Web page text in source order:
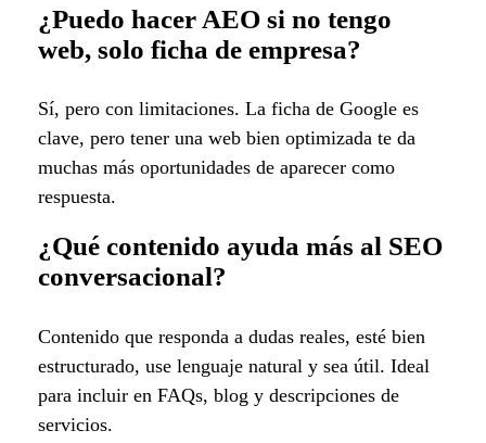
¿Puedo hacer AEO si no tengo
web, solo ficha de empresa?
Sí, pero con limitaciones. La ficha de Google es
clave, pero tener una web bien optimizada te da
muchas más oportunidades de aparecer como
respuesta.
¿Qué contenido ayuda más al SEO
conversacional?
Contenido que responda a dudas reales, esté bien
estructurado, use lenguaje natural y sea útil. Ideal
para incluir en FAQs, blog y descripciones de
servicios.